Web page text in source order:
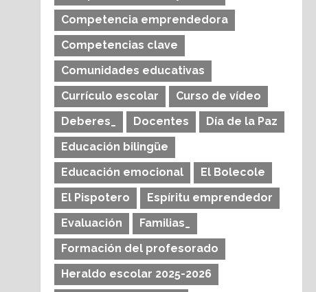
Competencia emprendedora
Competencias clave
Comunidades educativas
Currículo escolar
Curso de vídeo
Deberes_
Docentes
Día de la Paz
Educación bilingüe
Educación emocional
El Bolecole
El Pispotero
Espíritu emprendedor
Evaluación
Familias_
Formación del profesorado
Heraldo escolar 2025-2026